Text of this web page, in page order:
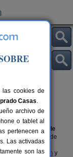
León
o con tugrupo de
alojamiento rural de
También, te
piscina en León y
las cookies de
Casas.
archivo de
o tablet al
pertenecen a
Las activadas
son las